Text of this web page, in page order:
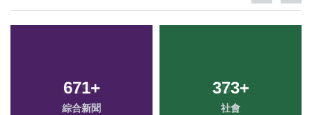
671+
綜合新聞
373+
社會